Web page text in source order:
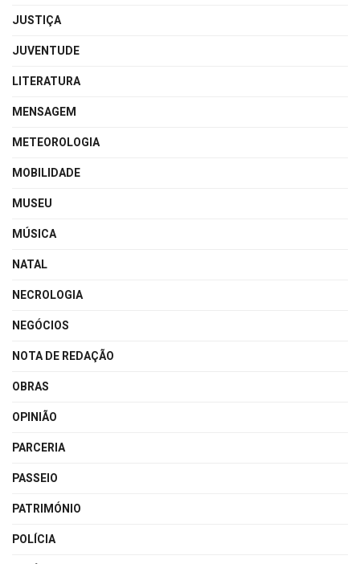
JUSTIÇA
JUVENTUDE
LITERATURA
MENSAGEM
METEOROLOGIA
MOBILIDADE
MUSEU
MÚSICA
NATAL
NECROLOGIA
NEGÓCIOS
NOTA DE REDAÇÃO
OBRAS
OPINIÃO
PARCERIA
PASSEIO
PATRIMÓNIO
POLÍCIA